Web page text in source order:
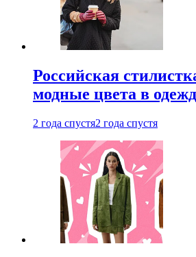
Российская
модные цвета в
2 года спустя2 года спустя